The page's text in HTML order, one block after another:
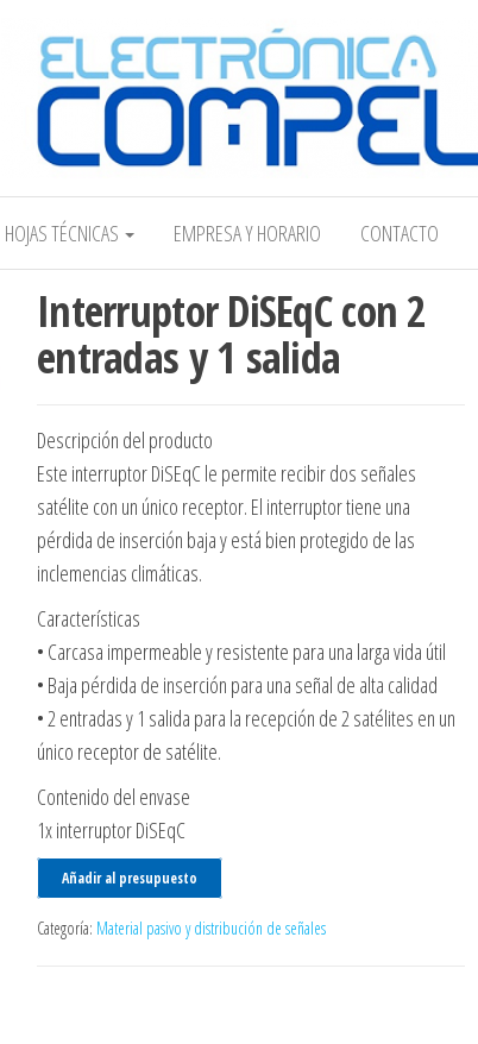
Electrónica COMPEL
HOJAS TÉCNICAS EMPRESA Y HORARIO CONTACTO
Interruptor DiSEqC con 2
entradas y 1 salida
Descripción del producto
Este interruptor DiSEqC le permite recibir dos señales
satélite con un único receptor. El interruptor tiene una
pérdida de inserción baja y está bien protegido de las
inclemencias climáticas.
Características
• Carcasa impermeable y resistente para una larga vida útil
• Baja pérdida de inserción para una señal de alta calidad
• 2 entradas y 1 salida para la recepción de 2 satélites en un
único receptor de satélite.
Contenido del envase
1x interruptor DiSEqC
Añadir al presupuesto
Categoría: Material pasivo y distribución de señales